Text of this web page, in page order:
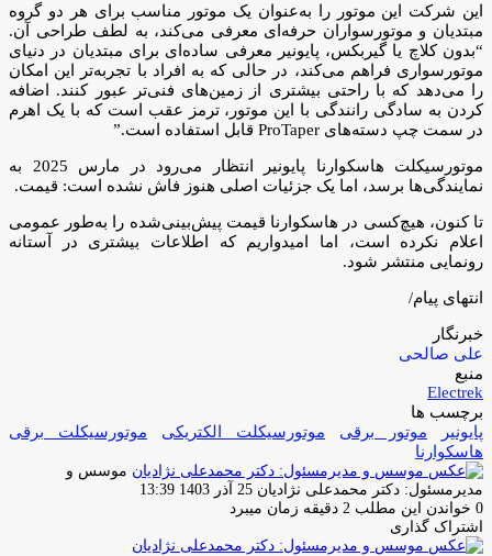
این شرکت این موتور را به‌عنوان یک موتور مناسب برای هر دو گروه
مبتدیان و موتورسواران حرفه‌ای معرفی می‌کند، به لطف طراحی آن.
“بدون کلاچ یا گیربکس، پایونیر معرفی ساده‌ای برای مبتدیان در دنیای
موتورسواری فراهم می‌کند، در حالی که به افراد با تجربه‌تر این امکان
را می‌دهد که با راحتی بیشتری از زمین‌های فنی‌تر عبور کنند. اضافه
کردن به سادگی رانندگی با این موتور، ترمز عقب است که با یک اهرم
در سمت چپ دسته‌های ProTaper قابل استفاده است.”
موتورسیکلت هاسکوارنا پایونیر انتظار می‌رود در مارس 2025 به
نمایندگی‌ها برسد، اما یک جزئیات اصلی هنوز فاش نشده است: قیمت.
تا کنون، هیچ‌کسی در هاسکوارنا قیمت پیش‌بینی‌شده را به‌طور عمومی
اعلام نکرده است، اما امیدواریم که اطلاعات بیشتری در آستانه
رونمایی منتشر شود.
انتهای پیام/
خبرنگار
علی صالحی
منبع
Electrek
برچسب ها
پایونیر
موتور برقی موتورسیکلت الکتریکى
موتورسیکلت برقى
هاسکوارنا
موسس و
مدیرمسئول: دکتر محمدعلی نژادیان ارسال
ایمیل
25 آذر 1403 13:39
0 خواندن این مطلب 2 دقیقه زمان میبرد
اشتراک گذاری
فیس
توئیتر
لینکدین
واتس
تلگرام
اشتراک
چاپ